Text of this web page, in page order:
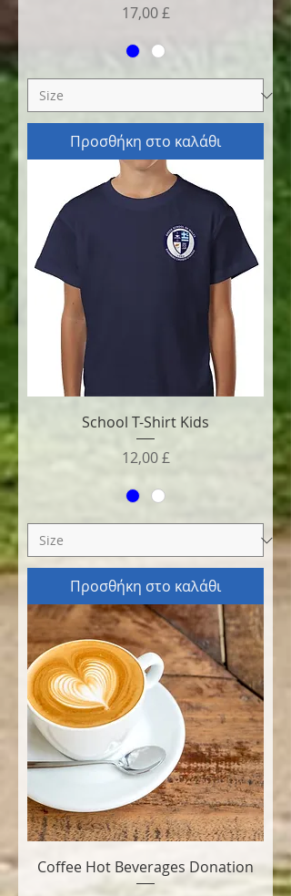
Τιμή
17,00 £
Προσθήκη στο καλάθι
School T-Shirt Kids
Τιμή
12,00 £
Προσθήκη στο καλάθι
Coffee Hot Beverages Donation